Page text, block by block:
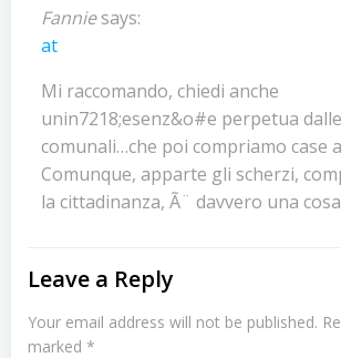
Fannie says:
at
Mi raccomando, chiedi anche
unin7218;esenz&o#e perpetua
comunali…che poi compriamo case
Comunque, apparte gli scherzi,
la cittadinanza, Ã¨ davvero una
Leave a Reply
Your email address will not be published.
marked *